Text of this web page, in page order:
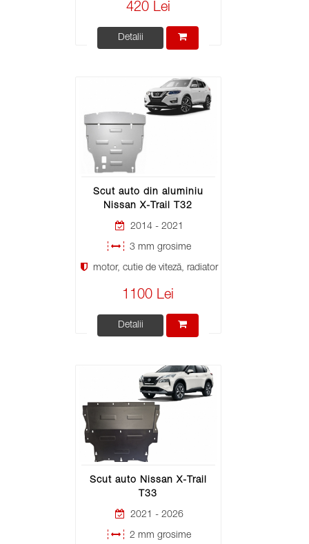
420 Lei
Detalii
Scut auto din aluminiu
Nissan X-Trail T32
2014 - 2021
3 mm grosime
motor, cutie de viteză, radiator
1100 Lei
Detalii
Scut auto Nissan X-Trail
T33
2021 - 2026
2 mm grosime